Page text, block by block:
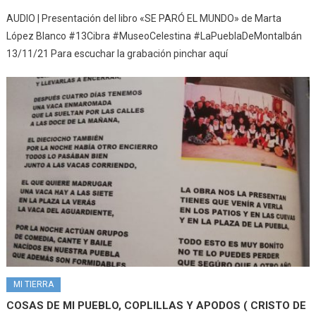
AUDIO | Presentación del libro «SE PARÓ EL MUNDO» de Marta
López Blanco #13Cibra #MuseoCelestina #LaPueblaDeMontalbán
13/11/21 Para escuchar la grabación pinchar aquí
MI TIERRA
COSAS DE MI PUEBLO, COPLILLAS Y APODOS ( CRISTO DE